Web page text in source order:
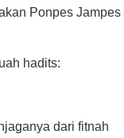
Ponpes Jampes
hadits:
dari fitnah